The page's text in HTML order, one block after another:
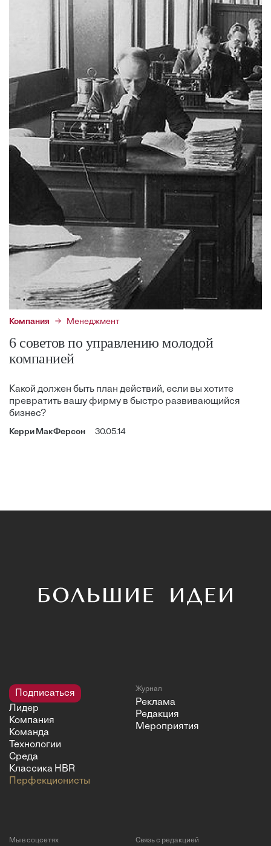
Компания Менеджмент
6 советов по управлению молодой
компанией
Какой должен быть план действий, если вы хотите
превратить вашу фирму в быстро развивающийся
бизнес?
Керри МакФерсон 30.05.14
Подписаться
Лидер
Компания
Команда
Технологии
Среда
Классика HBR
Перфекционисты
Журнал
Реклама
Редакция
Мероприятия
Мы в соцсетях Связь с редакцией